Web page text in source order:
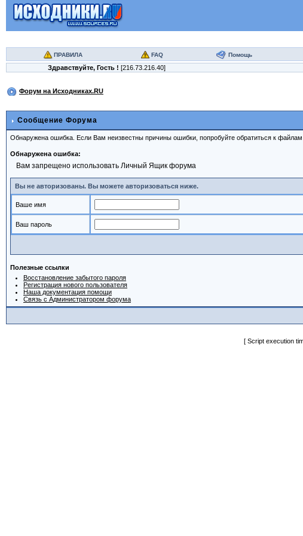
ПРАВИЛА FAQ Помощь
Здравствуйте, Гость ! [216.73.216.40]
Форум на Исходниках.RU
Сообщение Форума
Обнаружена ошибка. Если Вам неизвестны причины ошибки, попробуйте обратиться к
Обнаружена ошибка:
Вам запрещено использовать Личный Ящик форума
Вы не авторизованы. Вы можете авторизоваться ниже.
Ваше имя
Ваш пароль
Полезные ссылки
Восстановление забытого пароля
Регистрация нового пользователя
Наша документация помощи
Связь с Администратором форума
[ Script execution